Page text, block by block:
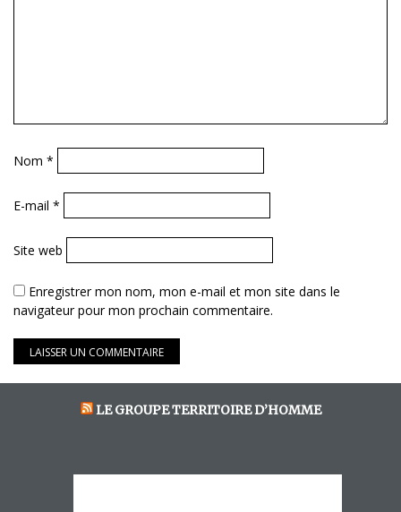
Nom *
E-mail *
Site web
Enregistrer mon nom, mon e-mail et mon site dans le
navigateur pour mon prochain commentaire.
LE GROUPE TERRITOIRE D’HOMME